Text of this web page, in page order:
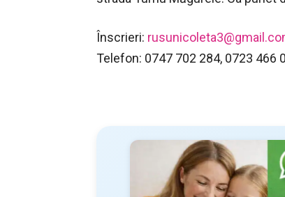
Înscrieri:
Telefon: 0747 702 284, 0723 466